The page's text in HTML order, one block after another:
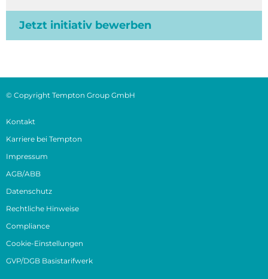
Jetzt initiativ bewerben
© Copyright Tempton Group GmbH
Kontakt
Karriere bei Tempton
Impressum
AGB/ABB
Datenschutz
Rechtliche Hinweise
Compliance
Cookie-Einstellungen
GVP/DGB Basistarifwerk